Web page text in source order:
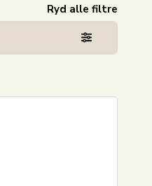
Ryd alle filtre